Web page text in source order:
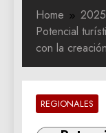
Home 2025
Potencial
con la
REGIONALES